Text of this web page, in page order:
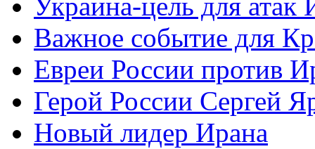
Важное событие для
Евреи России против
Герой России Сергей
Новый лидер Ирана